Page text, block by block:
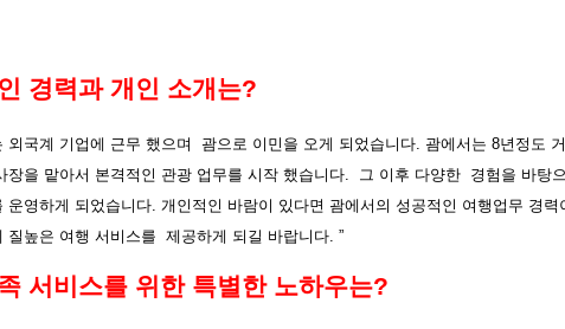
경력과 개인 소개는?
외국계 기업에 근무 했으며 괌으로 이민을 오게 되었습니다. 괌에서는 8년정도
장을 맡아서 본격적인 관광 업무를 시작 했습니다. 그 이후 다양한 경험을 바탕
운영하게 되었습니다. 개인적인 바람이 있다면 괌에서의 성공적인 여행업무 경력
질높은 여행 서비스를 제공하게 되길 바랍니다. ”
서비스를 위한 특별한 노하우는?